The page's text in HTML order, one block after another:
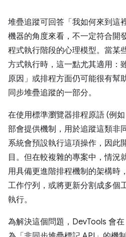
堆疊追蹤可回答「我如何來到這裡
機器的角度來看，不一定符合開
程式執行階段的心理模型。當某
方式執行時，這一點尤其適用：
原因」或排程方面仍可能很有幫
同步堆疊追蹤的一部分。
在使用標準瀏覽器排程原語 (例如
部會提供機制，用於追蹤這類非
系統會預設執行這項操作，因此
目。但在較複雜的專案中，情況
用具備更進階排程機制的架構時
工作佇列，或將更新分割成多個
執行。
為解決這個問題，DevTools 會在